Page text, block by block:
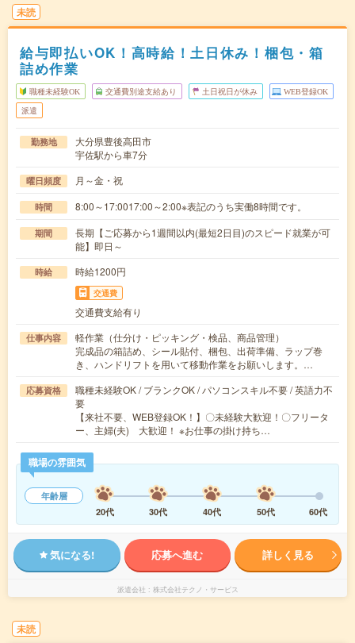
未読
給与即払いOK！高時給！土日休み！梱包・箱
詰め作業
職種未経験OK 交通費別途支給あり 土日祝日が休み WEB登録OK
派遣
勤務地
大分県豊後高田市
宇佐駅から車7分
曜日頻度 月～金・祝
時間 8:00～17:0017:00～2:00※表記のうち実働8時間です。
期間
長期【ご応募から1週間以内(最短2日目)のスピード就業が可
能】即日～
時給 時給1200円
交通費
交通費支給有り
仕事内容
軽作業（仕分け・ピッキング・検品、商品管理）
完成品の箱詰め、シール貼付、梱包、出荷準備、ラップ巻
き、ハンドリフトを用いて移動作業をお願いします。…
応募資格
職種未経験OK / ブランクOK / パソコンスキル不要 / 英語力不
要
【来社不要、WEB登録OK！】〇未経験大歓迎！〇フリータ
ー、主婦(夫) 大歓迎！ ※お仕事の掛け持ち…
職場の雰囲気
年齢層
20代
30代 40代 50代 60代
気になる! 応募へ進む 詳しく見る
派遣会社 株式会社テクノ・サービス
未読